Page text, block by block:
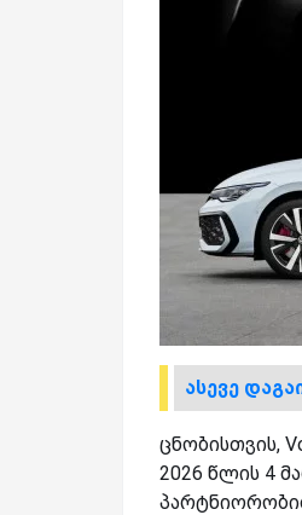
ასევე
ცნობისთვის,
2026 წლის 4